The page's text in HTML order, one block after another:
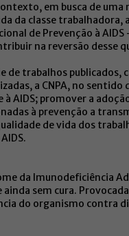
em busca de uma
da classe trabalhadora,
de Prevenção à AIDS
na reversão desse
de trabalhos publicados,
a CNPA, no sentido
à AIDS; promover a
à prevenção a
de vida dos
da Imunodeficiência
sem cura.
do organismo contra